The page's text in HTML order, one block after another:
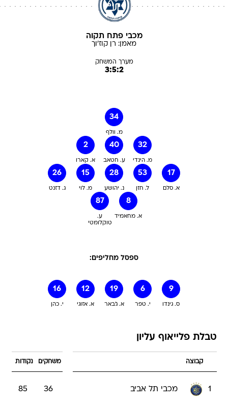
מכבי פתח תקוה
מאמן: רן קוז'וך
מערך המשחק
3:5:2
34
מ. וולף
2
א. קארו
40
ע. חטאב
32
מ. הינדי
26
ג. דזנט
15
מ. לוי
28
נ. יהושע
53
ל. חזן
17
א. סלם
87
ע.
טוקלומטי
8
א. מחאמיד
ספסל מחליפים:
16
י. כהן
12
א. אזוגי
19
א. ג'באר
6
י. טפר
9
ס. גינדו
טבלת פלייאוף עליון
קבוצה משחקים נקודות
1 מכבי תל אביב 36
85